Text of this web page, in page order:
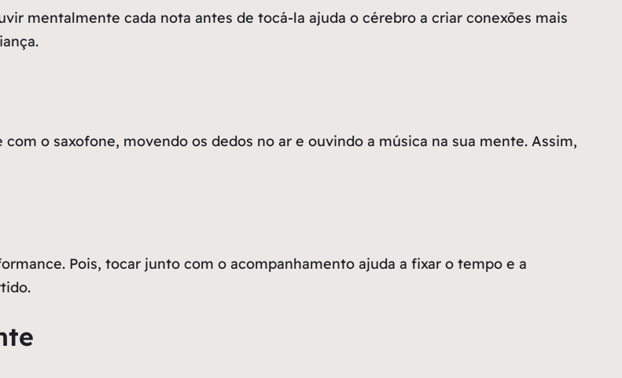
mentalmente cada nota antes de tocá-la ajuda o cérebro a criar conexões mais
o saxofone, movendo os dedos no ar e ouvindo a música na sua mente. Assim,
Pois, tocar junto com o acompanhamento ajuda a fixar o tempo e a